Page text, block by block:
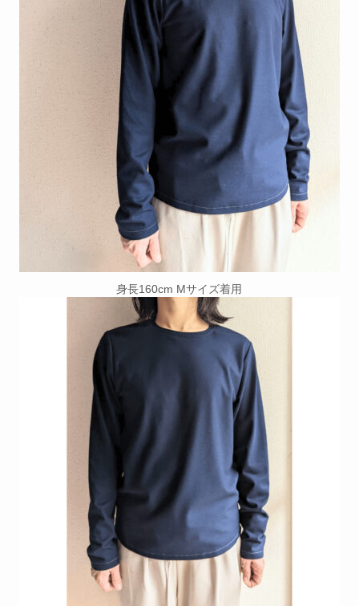
身長160cm Mサイズ着用